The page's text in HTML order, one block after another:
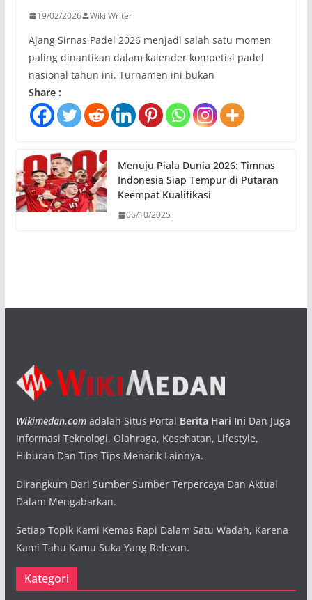
19/02/2026 Wiki Writer
Ajang Sirnas Padel 2026 menjadi salah satu momen
paling dinantikan dalam kalender kompetisi padel
nasional tahun ini. Turnamen ini bukan
Share :
Menuju Piala Dunia 2026: Timnas
Indonesia Siap Tempur di Putaran
Keempat Kualifikasi
06/10/2025
Wikimedan.comadalah Situs Portal Berita Hari Ini Dan Juga
Informasi Teknologi, Olahraga, Kesehatan, Lifestyle,
Hiburan Dan Tips Tips Menarik Lainnya.
Dirangkum Dari Sumber Sumber Terpercaya Dan Aktual
Dalam Mengabarkan.
Setiap Topik Kami Kemas Rapi Dalam Satu Wadah, Karena
Kami Tahu Kamu Suka Yang Relevan.
Kategori